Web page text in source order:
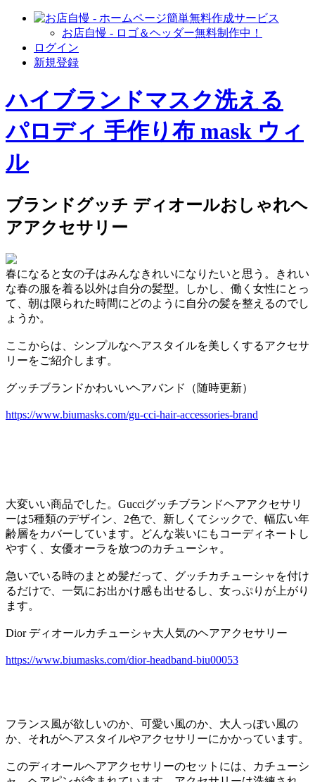
お店自慢 - ロゴ＆ヘッダー無料制作中！
ログイン
新規登録
ハイブランドマスク洗える
パロディ 手作り布 mask ウィ
ル
ブランドグッチ ディオールおしゃれヘ
アアクセサリー
春になると女の子はみんなきれいになりたいと思う。きれい
な春の服を着る以外は自分の髪型。しかし、働く女性にとっ
て、朝は限られた時間にどのように自分の髪を整えるのでし
ょうか。
ここからは、シンプルなヘアスタイルを美しくするアクセサ
リーをご紹介します。
グッチブランドかわいいヘアバンド（随時更新）
https://www.biumasks.com/gu-cci-hair-accessories-brand
大変いい商品でした。Gucciグッチブランドヘアアクセサリ
ーは5種類のデザイン、2色で、新しくてシックで、幅広い年
齢層をカバーしています。どんな装いにもコーディネートし
やすく、女優オーラを放つのカチューシャ。
急いでいる時のまとめ髪だって、グッチカチューシャを付け
るだけで、一気にお出かけ感も出せるし、女っぷりが上がり
ます。
Dior ディオールカチューシャ大人気のヘアアクセサリー
https://www.biumasks.com/dior-headband-biu00053
フランス風が欲しいのか、可愛い風のか、大人っぽい風の
か、それがヘアスタイルやアクセサリーにかかっています。
このディオールヘアアクセサリーのセットには、カチューシ